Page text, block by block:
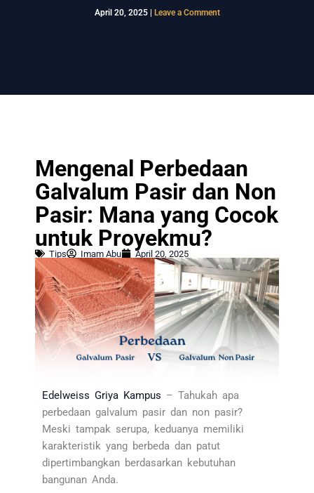
April 20, 2025 Leave a Comment
Mengenal Perbedaan
Galvalum Pasir dan Non
Pasir: Mana yang Cocok
untuk Proyekmu?
Tips Imam Abu April 20, 2025
Edelweiss Griya Kampus – Tahukah apa
perbedaan galvalum pasir dan non pasir?
Meski tampak serupa, keduanya memiliki
karakteristik yang berbeda dan patut
dipertimbangkan berdasarkan kebutuhan
bangunan Anda.